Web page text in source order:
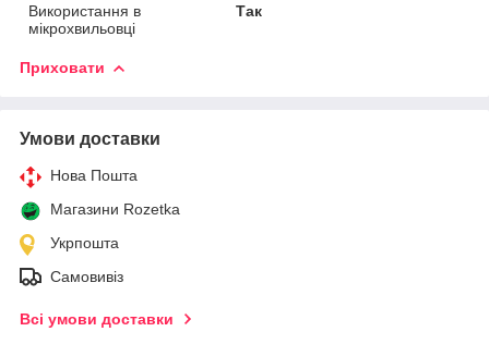
Використання в
мікрохвильовці
Так
Приховати
Умови доставки
Нова Пошта
Магазини Rozetka
Укрпошта
Самовивіз
Всі умови доставки